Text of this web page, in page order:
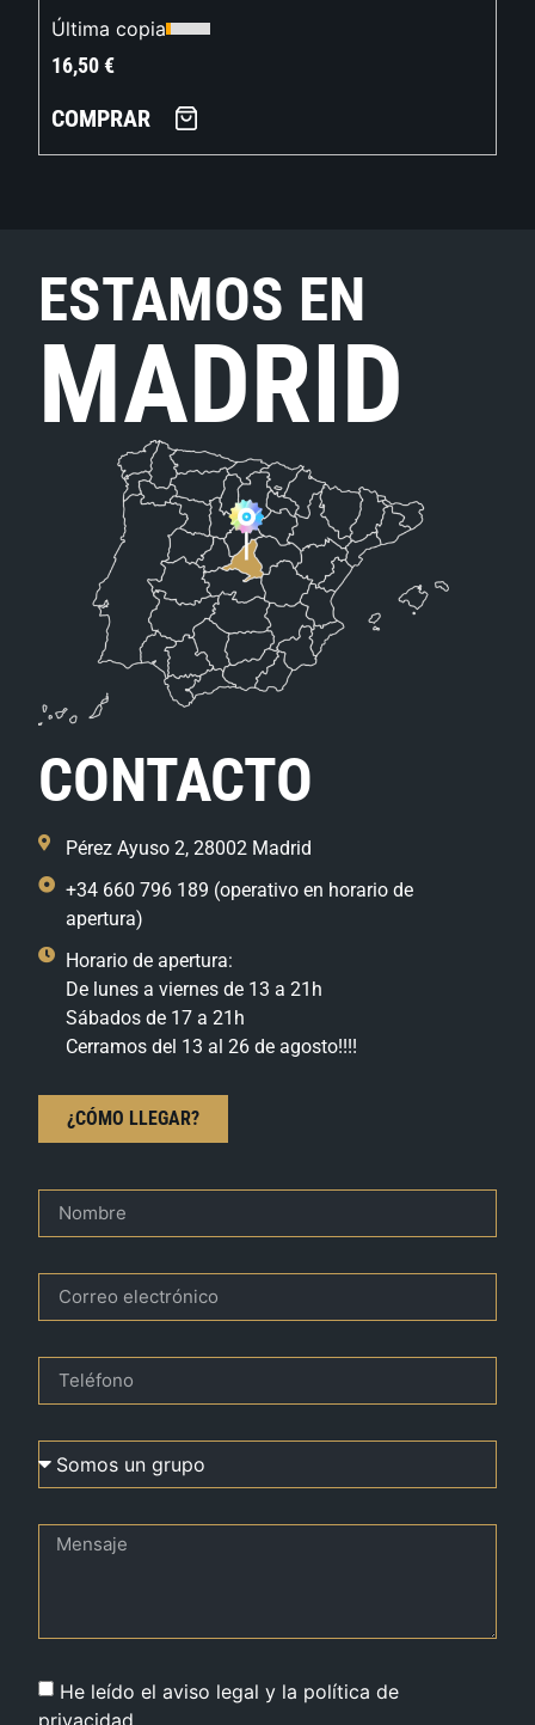
Última copia
16,50€
COMPRAR
ESTAMOS EN
MADRID
CONTACTO
Pérez Ayuso 2, 28002 Madrid
+34 660 796 189 (operativo en horario de
apertura)
Horario de apertura:
De lunes a viernes de 13 a 21h
Sábados de 17 a 21h
Cerramos del 13 al 26 de agosto!!!!
¿CÓMO LLEGAR?
He leído el aviso legal y la política de
privacidad